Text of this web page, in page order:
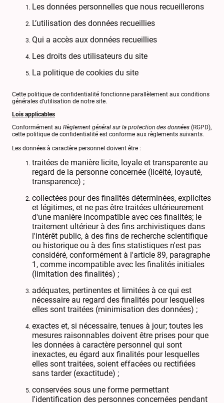
Les données personnelles que nous recueillerons
L’utilisation des données recueillies
Qui a accès aux données recueillies
Les droits des utilisateurs du site
La politique de cookies du site
Cette politique de confidentialité fonctionne parallèlement aux conditions
générales d’utilisation de notre site.
Lois applicables
Conformément au Règlement général sur la protection des données (RGPD),
cette politique de confidentialité est conforme aux règlements suivants.
Les données à caractère personnel doivent être :
traitées de manière licite, loyale et transparente au
regard de la personne concernée (licéité, loyauté,
transparence) ;
collectées pour des finalités déterminées, explicites
et légitimes, et ne pas être traitées ultérieurement
d'une manière incompatible avec ces finalités; le
traitement ultérieur à des fins archivistiques dans
l'intérêt public, à des fins de recherche scientifique
ou historique ou à des fins statistiques n'est pas
considéré, conformément à l'article 89, paragraphe
1, comme incompatible avec les finalités initiales
(limitation des finalités) ;
adéquates, pertinentes et limitées à ce qui est
nécessaire au regard des finalités pour lesquelles
elles sont traitées (minimisation des données) ;
exactes et, si nécessaire, tenues à jour; toutes les
mesures raisonnables doivent être prises pour que
les données à caractère personnel qui sont
inexactes, eu égard aux finalités pour lesquelles
elles sont traitées, soient effacées ou rectifiées
sans tarder (exactitude) ;
conservées sous une forme permettant
l'identification des personnes concernées pendant